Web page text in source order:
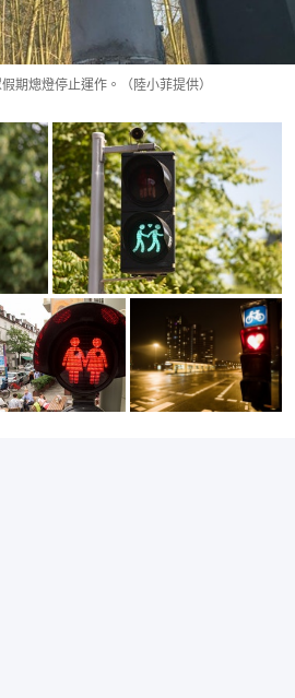
期熜燈停止運作。（陸小菲提供）